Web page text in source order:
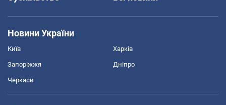
Новини України
Київ Харків
Запоріжжя Дніпро
Черкаси